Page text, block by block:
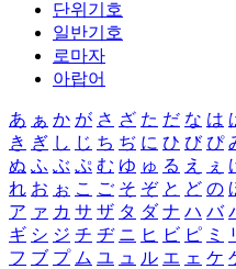
단위기호
일반기호
로마자
아랍어
あ ぁ か が さ ざ た だ な は
き ぎ し じ ち ぢ に ひ び ぴ
ぬ ふ ぶ ぷ む ゆ ゅ る え ぇ
れ お ぉ こ ご そ ぞ と ど の
ア ァ カ サ ザ タ ダ ナ ハ バ
ギ シ ジ チ ヂ ニ ヒ ビ ピ ミ
フ ブ プ ム ユ ュ ル エ ェ ケ